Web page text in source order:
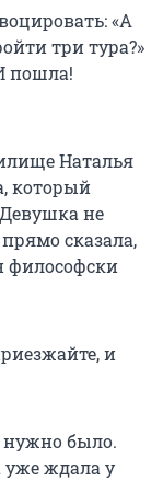
«А
три тура?»
пошла!
Наталья
который
не
сказала,
философски
и
нужно было.
уже ждала у